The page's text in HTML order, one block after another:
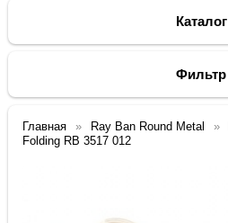
Каталог
Фильтр
Главная Ray Ban Round Metal
Folding RB 3517 012